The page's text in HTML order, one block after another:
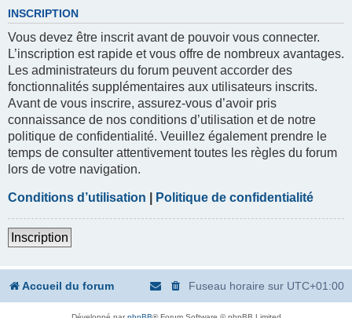
INSCRIPTION
Vous devez être inscrit avant de pouvoir vous connecter.
L’inscription est rapide et vous offre de nombreux avantages.
Les administrateurs du forum peuvent accorder des
fonctionnalités supplémentaires aux utilisateurs inscrits.
Avant de vous inscrire, assurez-vous d’avoir pris
connaissance de nos conditions d’utilisation et de notre
politique de confidentialité. Veuillez également prendre le
temps de consulter attentivement toutes les règles du forum
lors de votre navigation.
Conditions d’utilisation Politique de confidentialité
Inscription
Accueil du forum Fuseau horaire sur UTC+01:00